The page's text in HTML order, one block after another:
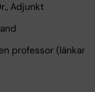
Adjunkt
professor (länkar